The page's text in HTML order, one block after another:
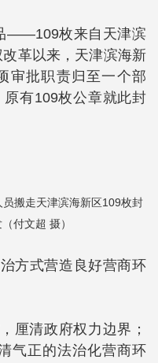
——109枚来自天津滨
革以来，天津滨海新
审批职责归至一个部
原有109枚公章就此封
搬走天津滨海新区109枚封
付文超 摄）
治方式营造良好营商环
厘清政府权力边界；
气正的法治化营商环